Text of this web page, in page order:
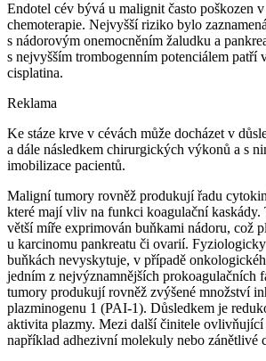
Endotel cév bývá u malignit často poškozen
chemoterapie. Nejvyšší riziko bylo
s nádorovým onemocněním žaludku a
s nejvyšším trombogenním potenciálem patří
cisplatina.
Reklama
Ke stáze krve v cévách může docházet v
a dále následkem chirurgických výkonů a s
imobilizace pacientů.
Maligní tumory rovněž produkují řadu
které mají vliv na funkci koagulační
větší míře exprimován buňkami nádoru, což
u karcinomu pankreatu či ovarií.
buňkách nevyskytuje, v případě
jedním z nejvýznamnějších prokoagulačních
tumory produkují rovněž zvýšené množství
plazminogenu 1 (PAI-1). Důsledkem je
aktivita plazmy. Mezi další činitele
například adhezivní molekuly nebo zánětlivé